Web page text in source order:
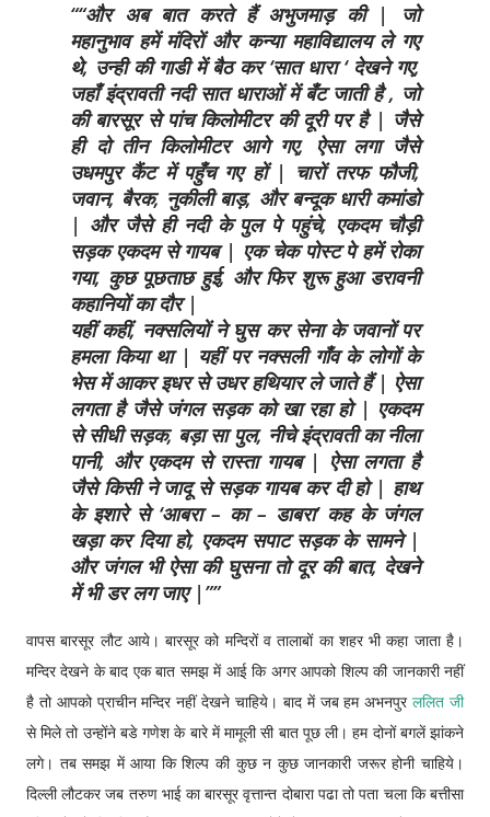
“और अब बात करते हैं अभुजमाड़ की | जो
महानुभाव हमें मंदिरों और कन्या महाविद्यालय ले गए
थे, उन्ही की गाडी में बैठ कर ‘सात धारा ‘ देखने गए,
जहाँ इंद्रावती नदी सात धाराओं में बँट जाती है , जो
की बारसूर से पांच किलोमीटर की दूरी पर है | जैसे
ही दो तीन किलोमीटर आगे गए, ऐसा लगा जैसे
उधमपुर कैंट में पहुँच गए हों | चारों तरफ फौजी,
जवान, बैरक, नुकीली बाड़, और बन्दूक धारी कमांडो
| और जैसे ही नदी के पुल पे पहुंचे, एकदम चौड़ी
सड़क एकदम से गायब | एक चेक पोस्ट पे हमें रोका
गया, कुछ पूछताछ हुई, और फिर शुरू हुआ डरावनी
कहानियों का दौर |
यहीं कहीं, नक्सलियों ने घुस कर सेना के जवानों पर
हमला किया था | यहीं पर नक्सली गाँव के लोगों के
भेस में आकर इधर से उधर हथियार ले जाते हैं | ऐसा
लगता है जैसे जंगल सड़क को खा रहा हो | एकदम
से सीधी सड़क, बड़ा सा पुल, नीचे इंद्रावती का नीला
पानी, और एकदम से रास्ता गायब | ऐसा लगता है
जैसे किसी ने जादू से सड़क गायब कर दी हो | हाथ
के इशारे से ‘आबरा – का – डाबरा’ कह के जंगल
खड़ा कर दिया हो, एकदम सपाट सड़क के सामने |
और जंगल भी ऐसा की घुसना तो दूर की बात, देखने
में भी डर लग जाए |”
वापस बारसूर लौट आये। बारसूर को मन्दिरों व तालाबों का शहर भी कहा जाता है।
मन्दिर देखने के बाद एक बात समझ में आई कि अगर आपको शिल्प की जानकारी नहीं
है तो आपको प्राचीन मन्दिर नहीं देखने चाहिये। बाद में जब हम अभनपुरललित जी
से मिले तो उन्होंने बडे गणेश के बारे में मामूली सी बात पूछ ली। हम दोनों बगलें झांकने
लगे। तब समझ में आया कि शिल्प की कुछ न कुछ जानकारी जरूर होनी चाहिये।
दिल्ली लौटकर जब तरुण भाई का बारसूर वृत्तान्त दोबारा पढा तो पता चला कि बत्तीसा